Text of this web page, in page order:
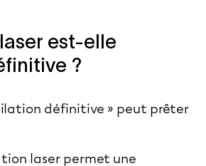
est-elle
?
définitive » peut prêter
laser permet une